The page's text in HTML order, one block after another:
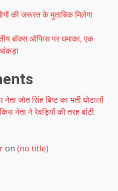
की जरूरत के मुताबिक मिलेगा
बॉक्स ऑफिस पर धमाका, एक
आंकड़ा
जोत सिंह बिष्ट का भर्ती घोटालों
नेता ने रेवड़ियों की तरह बांटी
on (no title)